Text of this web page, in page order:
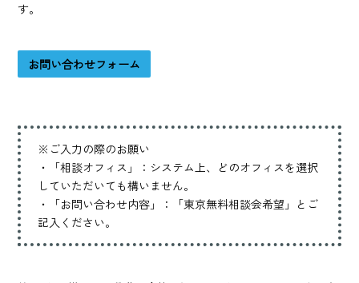
す。
お問い合わせフォーム
※ご入力の際のお願い
・「相談オフィス」：システム上、どのオフィスを選択
していただいても構いません。
・「お問い合わせ内容」：「東京無料相談会希望」とご
記入ください。